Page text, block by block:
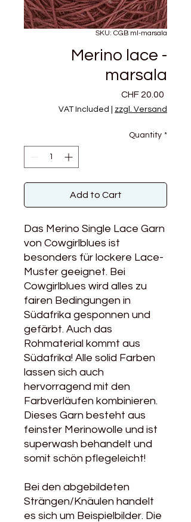
SKU: CGB ml-marsala
Merino lace -
marsala
CHF 20.00
VAT Included zzgl. Versand
Quantity *
Add to Cart
Das Merino Single Lace Garn
von Cowgirlblues ist
besonders für lockere Lace-
Muster geeignet. Bei
Cowgirlblues wird alles zu
fairen Bedingungen in
Südafrika gesponnen und
gefärbt. Auch das
Rohmaterial kommt aus
Südafrika! Alle solid Farben
lassen sich auch
hervorragend mit den
Farbverläufen kombinieren.
Dieses Garn besteht aus
feinster Merinowolle und ist
superwash behandelt und
somit schön pflegeleicht!
Bei den abgebildeten
Strängen/Knäulen handelt
es sich um Beispielbilder. Die